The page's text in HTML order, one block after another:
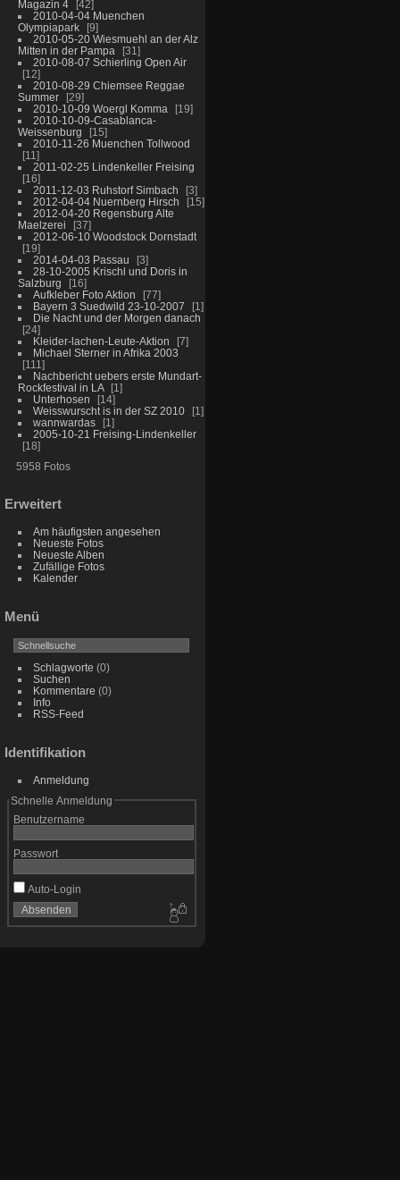
Magazin 4
42
2010-04-04 Muenchen
Olympiapark
9
2010-05-20 Wiesmuehl an der Alz
Mitten in der Pampa
31
2010-08-07 Schierling Open Air
12
2010-08-29 Chiemsee Reggae
Summer
29
2010-10-09 Woergl Komma
19
2010-10-09-Casablanca-
Weissenburg
15
2010-11-26 Muenchen Tollwood
11
2011-02-25 Lindenkeller Freising
16
2011-12-03 Ruhstorf Simbach
3
2012-04-04 Nuernberg Hirsch
15
2012-04-20 Regensburg Alte
Maelzerei
37
2012-06-10 Woodstock Dornstadt
19
2014-04-03 Passau
3
28-10-2005 Krischl und Doris in
Salzburg
16
Aufkleber Foto Aktion
77
Bayern 3 Suedwild 23-10-2007
1
Die Nacht und der Morgen danach
24
Kleider-lachen-Leute-Aktion
7
Michael Sterner in Afrika 2003
111
Nachbericht uebers erste Mundart-
Rockfestival in LA
1
Unterhosen
14
Weisswurscht is in der SZ 2010
1
wannwardas
1
2005-10-21 Freising-Lindenkeller
18
5958 Fotos
Erweitert
Am häufigsten angesehen
Neueste Fotos
Neueste Alben
Zufällige Fotos
Kalender
Menü
Schlagworte (0)
Suchen
Kommentare (0)
Info
RSS-Feed
Identifikation
Anmeldung
Schnelle Anmeldung
Benutzername
Passwort
Auto-Login